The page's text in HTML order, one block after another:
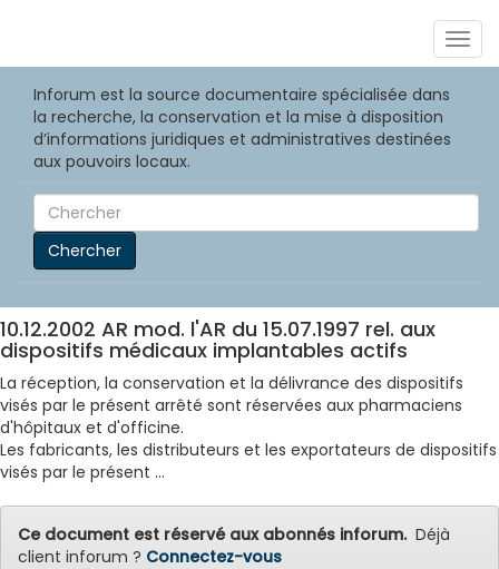
Inforum est la source documentaire spécialisée dans
la recherche, la conservation et la mise à disposition
d’informations juridiques et administratives destinées
aux pouvoirs locaux.
Chercher
10.12.2002 AR mod. l'AR du 15.07.1997 rel. aux
dispositifs médicaux implantables actifs
La réception, la conservation et la délivrance des dispositifs
visés par le présent arrêté sont réservées aux pharmaciens
d'hôpitaux et d'officine.
Les fabricants, les distributeurs et les exportateurs de dispositifs
visés par le présent ...
Ce document est réservé aux abonnés inforum.Déjà
client inforum ? Connectez-vous